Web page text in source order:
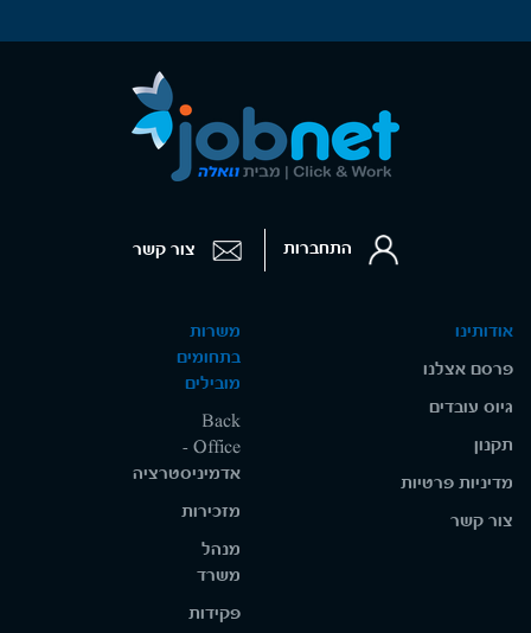
אודותינו
פרסם אצלנו
גיוס עובדים
תקנון
מדיניות פרטיות
צור קשר
משרות
בתחומים
מובילים
Back
Office -
אדמיניסטרציה
מזכירות
מנהל
משרד
פקידות